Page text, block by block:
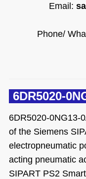
Email:
Phone/
6DR5020-
6DR5020-0NG13-
of the Siemens
electropneumatic
acting pneumatic
SIPART PS2